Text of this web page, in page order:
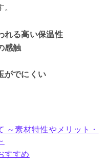
れる高い保温性
感触
がでにくい
～素材特性やメリット・
すすめ